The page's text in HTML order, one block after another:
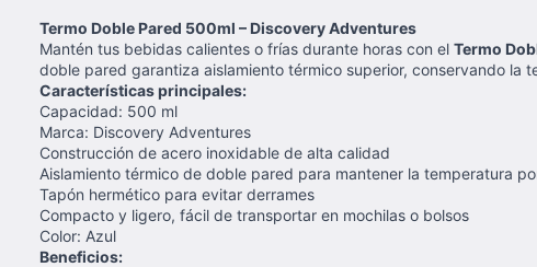
Termo Doble Pared 500ml – Discovery Adventures
Mantén tus bebidas calientes o frías durante horas con el Termo
doble pared garantiza aislamiento térmico superior, conservando la
Características principales:
Capacidad: 500 ml
Marca: Discovery Adventures
Construcción de acero inoxidable de alta calidad
Aislamiento térmico de doble pared para mantener la temperatura
Tapón hermético para evitar derrames
Compacto y ligero, fácil de transportar en mochilas o bolsos
Color: Azul
Beneficios: